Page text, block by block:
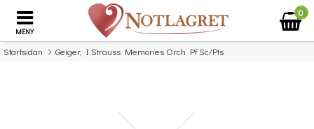
MENY
0
Startsidan Geiger, I Strauss Memories Orch Pf Sc/Pts